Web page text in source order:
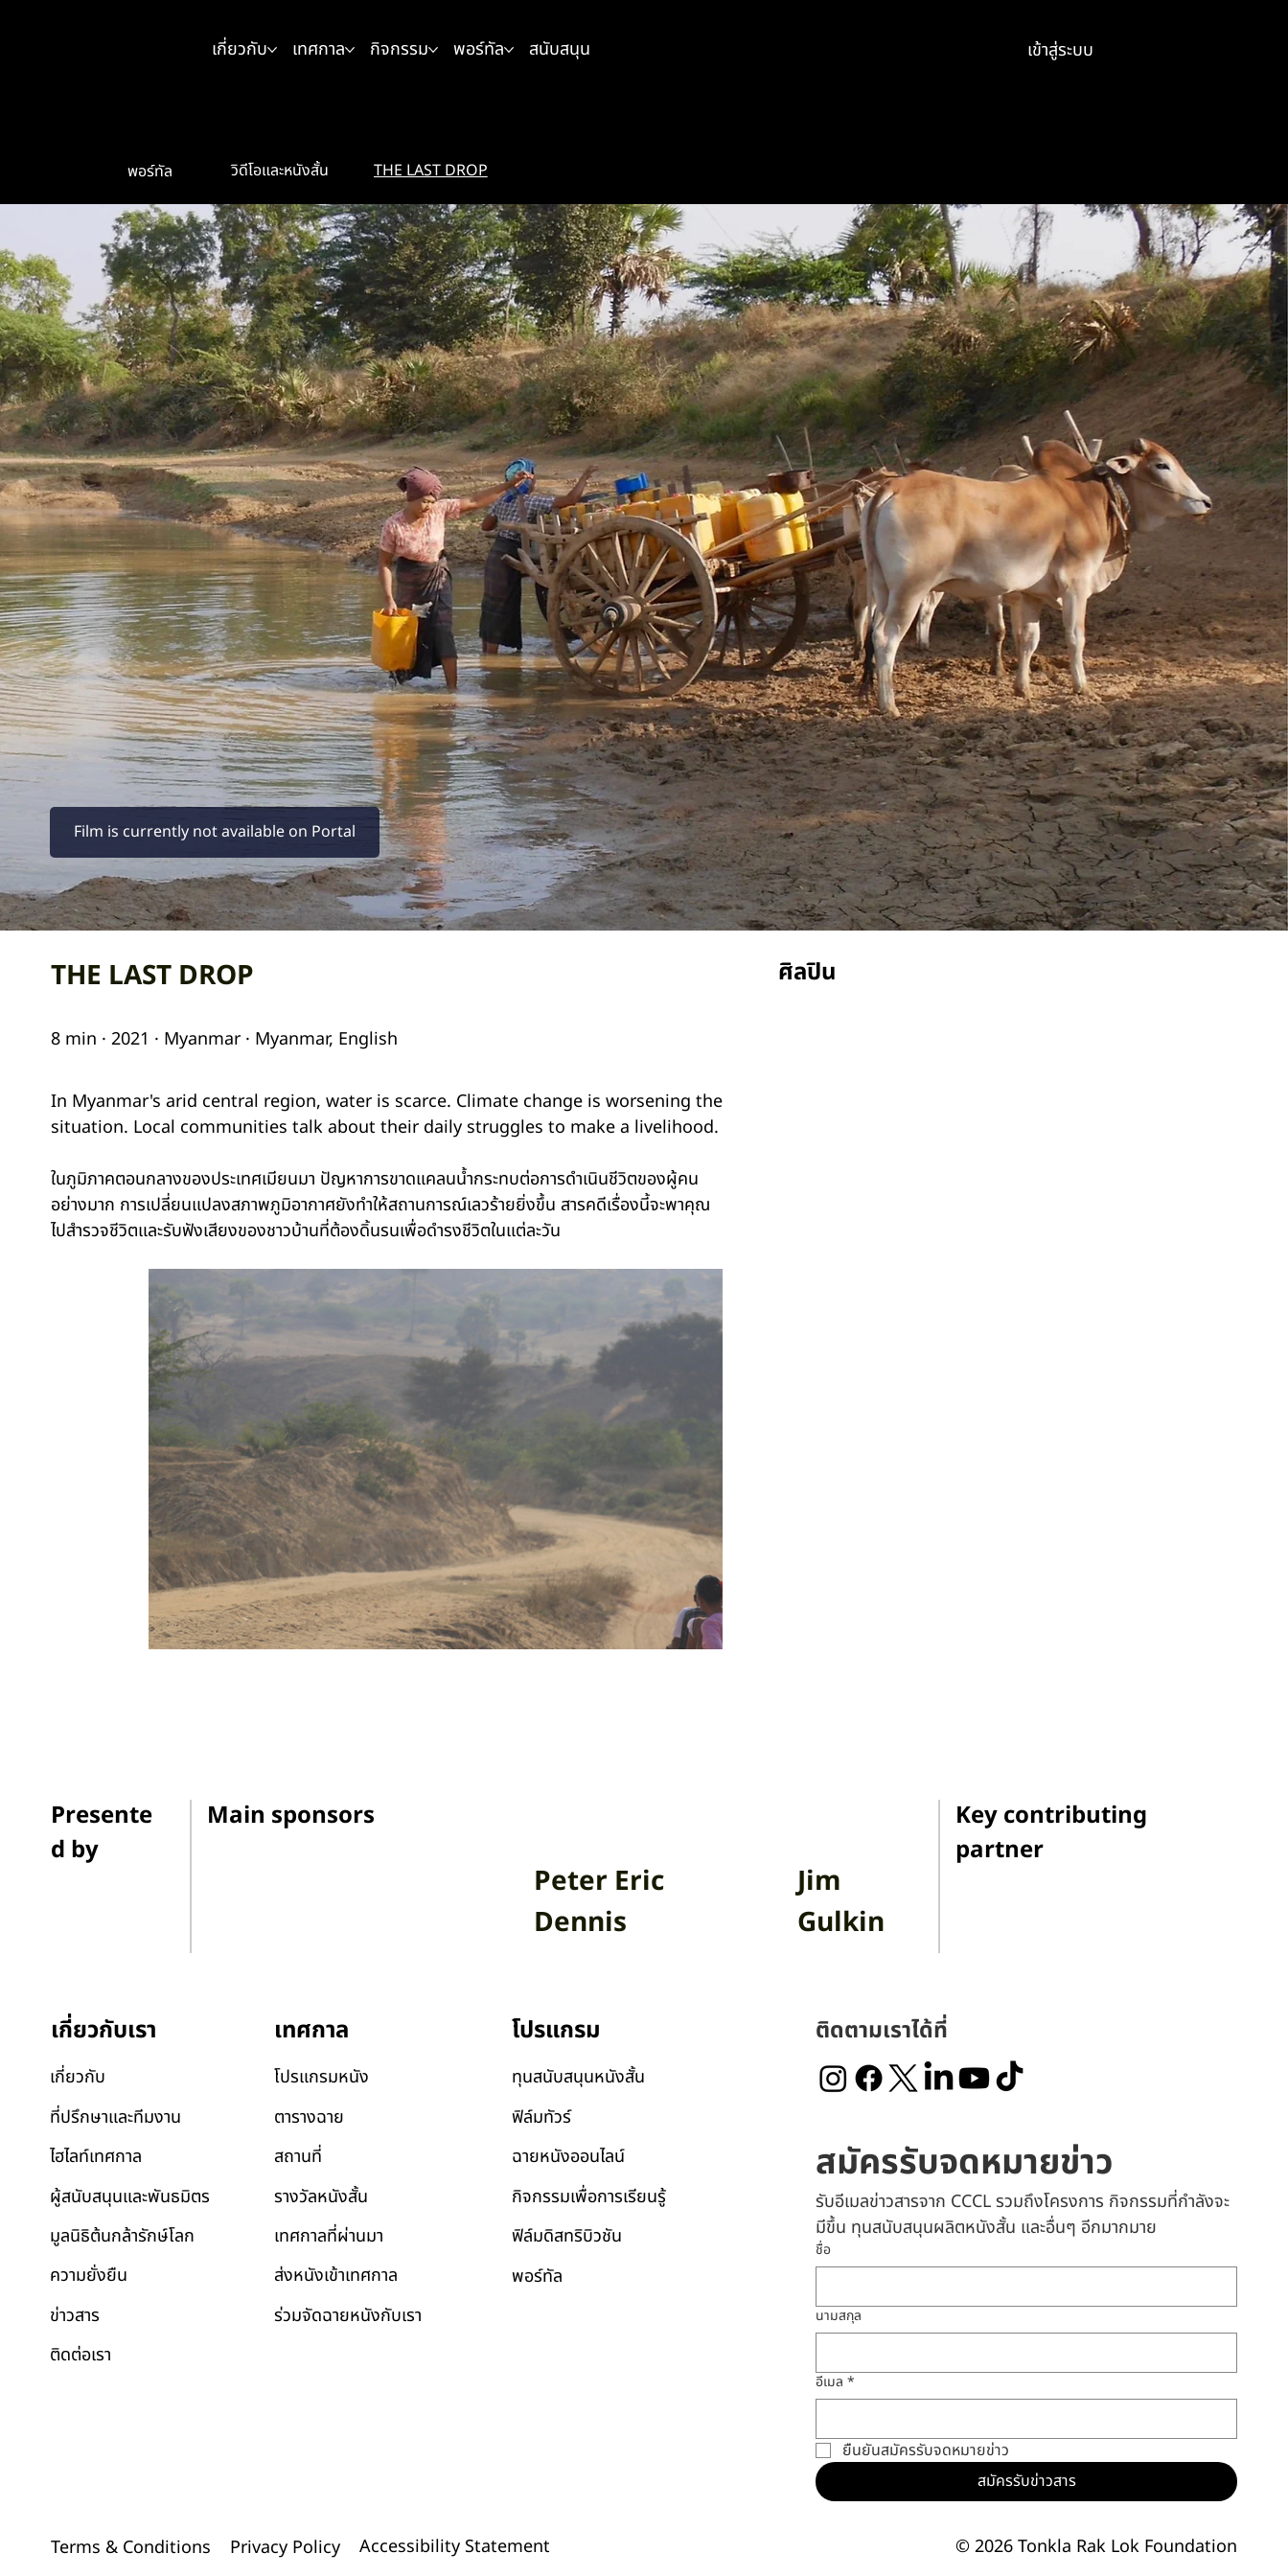
เข้าสู่ระบบ
เกี่ยวกับ เทศกาล กิจกรรม พอร์ทัล สนับสนุน
Film is currently not available on Portal
พอร์ทัล วิดีโอและหนังสั้น THE LAST DROP
THE LAST DROP
8 min · 2021 · Myanmar · Myanmar, English
In Myanmar's arid central region, water is scarce. Climate change is worsening the
situation. Local communities talk about their daily struggles to make a livelihood.
ในภูมิภาคตอนกลางของประเทศเมียนมา ปัญหาการขาดแคลนน้ำกระทบต่อการดำเนินชีวิตของผู้คน
อย่างมาก การเปลี่ยนแปลงสภาพภูมิอากาศยังทำให้สถานการณ์เลวร้ายยิ่งขึ้น สารคดีเรื่องนี้จะพาคุณ
ไปสำรวจชีวิตและรับฟังเสียงของชาวบ้านที่ต้องดิ้นรนเพื่อดำรงชีวิตในแต่ละวัน
ศิลปิน
Presente
d by
Main sponsors
Peter Eric
Dennis
Jim
Gulkin
Key contributing
partner
ติดตามเราได้ที่
สมัครรับจดหมายข่าว
รับอีเมลข่าวสารจาก CCCL รวมถึงโครงการ กิจกรรมที่กำลังจะ
มีขึ้น ทุนสนับสนุนผลิตหนังสั้น และอื่นๆ อีกมากมาย
ชื่อ
นามสกุล
อีเมล *
ยืนยันสมัครรับจดหมายข่าว
สมัครรับข่าวสาร
Terms & Conditions Privacy Policy Accessibility Statement © 2026 Tonkla Rak Lok Foundation
เกี่ยวกับเรา
เกี่ยวกับ
ที่ปรึกษาและทีมงาน
ไฮไลท์เทศกาล
ผู้สนับสนุนและพันธมิตร
มูลนิธิต้นกล้ารักษ์โลก
ความยั่งยืน
ข่าวสาร
ติดต่อเรา
เทศกาล
โปรแกรมหนัง
ตารางฉาย
สถานที่
รางวัลหนังสั้น
เทศกาลที่ผ่านมา
ส่งหนังเข้าเทศกาล
ร่วมจัดฉายหนังกับเรา
โปรแกรม
ทุนสนับสนุนหนังสั้น
ฟิล์มทัวร์
ฉายหนังออนไลน์
กิจกรรมเพื่อการเรียนรู้
ฟิล์มดิสทริบิวชัน
พอร์ทัล